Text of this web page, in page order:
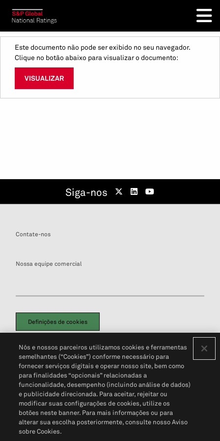
Este documento não pode ser exibido no seu navegador.
Clique no botão abaixo para visualizar o documento:
VISUALIZAR
Siga-nos
Contate-nos
Nossa equipe comercial
Definições de cookies
Política de PrivacidadePortal de privacidade do cliente (em inglês)
Não Venda Minhas Informações Pessoais© 2026 S&P Global
Nós e nossos parceiros utilizamos cookies e ferramentas
semelhantes (“Cookies”) conforme necessário para
fornecer serviços digitais e operar nosso site, bem como
para finalidades “opcionais” relacionadas a
funcionalidade, desempenho (incluindo análise de dados)
e publicidade direcionada. Para aceitar, rejeitar ou
modificar suas configurações de cookies, utilize os
botões neste banner. Para mais informações ou para
alterar sua escolha posteriormente, consulte nosso Aviso
sobre Cookies.